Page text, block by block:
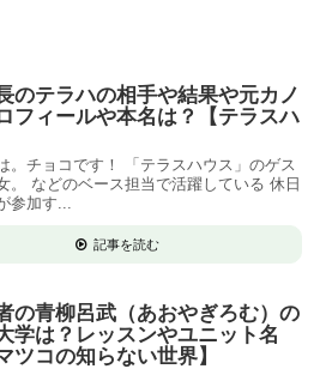
のテラハの相手や結果や元カノ
フィールや本名は？【テラスハ
。チョコです！ 「テラスハウス」のゲス
。 などのベース担当で活躍している 休日
参加す...
記事を読む
の青柳呂武（あおやぎろむ）の
学は？レッスンやユニット名
ツコの知らない世界】